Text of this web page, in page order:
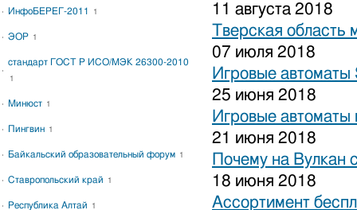
11 августа 2018
Тверская область
07 июля 2018
Игровые автоматы
25 июня 2018
Игровые
21 июня 2018
Почему на Вулкан
18 июня 2018
Ассортимент
ИнфоБЕРЕГ-2011 1
ЭОР 1
стандарт ГОСТ Р ИСО/МЭК 26300-2010
1
Минюст 1
Пингвин 1
Байкальский образовательный форум 1
Ставропольский край 1
Республика Алтай 1